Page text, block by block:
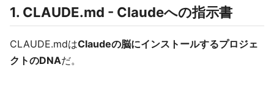
1. CLAUDE.md - Claudeへの指示書
CLAUDE.mdはClaudeの脳にインストールするプロジェ
クトのDNAだ。